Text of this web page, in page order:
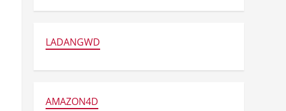
LADANGWD
AMAZON4D